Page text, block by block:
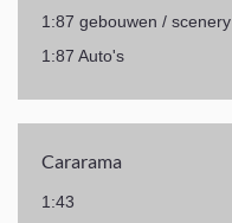
1:87 gebouwen / scenery
1:87 Auto's
Cararama
1:43